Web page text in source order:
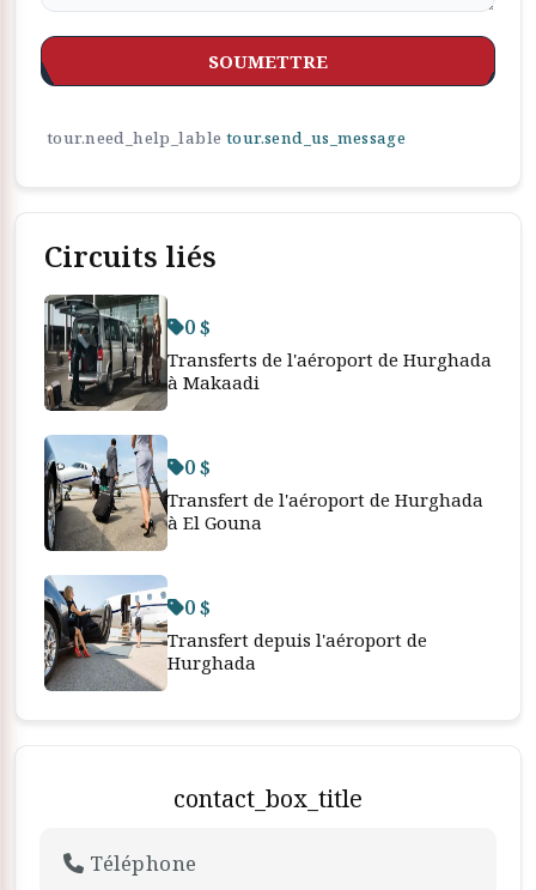
SOUMETTRE
tour.need_help_lable tour.send_us_message
Circuits liés
0 $
Transferts de l'aéroport de Hurghada
à Makaadi
0 $
Transfert de l'aéroport de Hurghada
à El Gouna
0 $
Transfert depuis l'aéroport de
Hurghada
contact_box_title
Téléphone